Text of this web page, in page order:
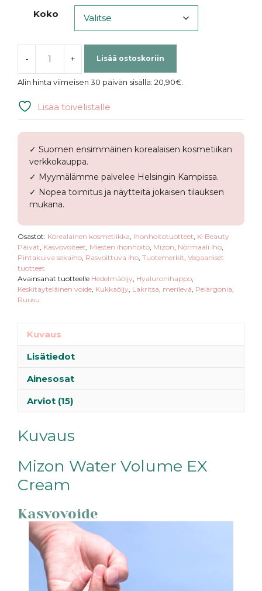
Koko
-
Mizon
|
Water
Volume
+ Lisää ostoskoriin
Alin hinta viimeisen 30 päivän sisällä: 20,90€
Lisää toivelistalle
✓ Suomen ensimmäinen korealaisen kosmetiikan
verkkokauppa.
✓ Myymälämme palvelee Helsingin Kampissa.
✓ Nopea toimitus ja näytteitä jokaisen tilauksen
mukana.
Osastot: Korealainen kosmetiikka, Ihonhoitotuotteet, K-Beauty
Päivät, Kasvovoiteet, Miesten ihonhoito, Mizon, Normaali iho,
Pintakuiva sekaiho, Rasvoittuva iho, Tuotemerkit, Vegaaniset
tuotteet
Avainsanat tuotteelle Hedelmäöljy, Hyaluronihappo,
Keskitäyteläinen voide, Kukkaöljy, Lakritsa, merilevä, Pelargonia,
Ruusu
Kuvaus
Lisätiedot
Ainesosat
Arviot (15)
Kuvaus
Mizon Water Volume EX
Cream
Kasvovoide